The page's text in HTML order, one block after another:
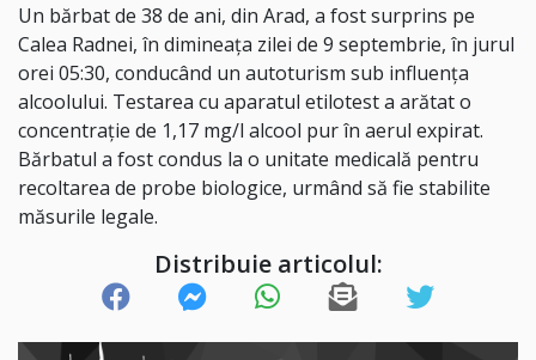
Un bărbat de 38 de ani, din Arad, a fost surprins pe
Calea Radnei, în dimineața zilei de 9 septembrie, în jurul
orei 05:30, conducând un autoturism sub influența
alcoolului. Testarea cu aparatul etilotest a arătat o
concentrație de 1,17 mg/l alcool pur în aerul expirat.
Bărbatul a fost condus la o unitate medicală pentru
recoltarea de probe biologice, urmând să fie stabilite
măsurile legale.
Distribuie articolul: